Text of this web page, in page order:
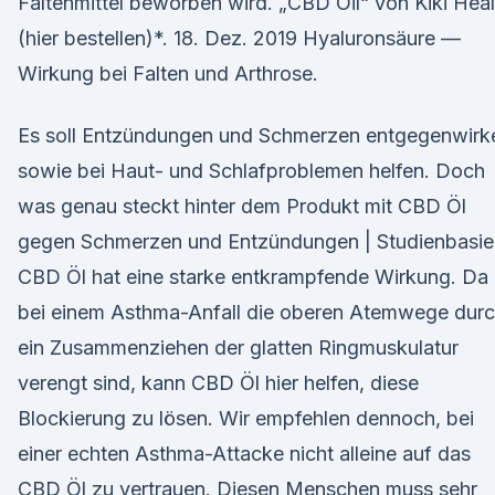
(hier bestellen)*. 18. Dez. 2019 Hyaluronsäure —
Wirkung bei Falten und Arthrose.
Es soll Entzündungen und Schmerzen
sowie bei Haut- und Schlafproblemen helfen. Doch
was genau steckt hinter dem Produkt mit CBD Öl
gegen Schmerzen und Entzündungen |
CBD Öl hat eine starke entkrampfende Wirkung. Da
bei einem Asthma-Anfall die oberen Atemwege
ein Zusammenziehen der glatten Ringmuskulatur
verengt sind, kann CBD Öl hier helfen, diese
Blockierung zu lösen. Wir empfehlen dennoch, bei
einer echten Asthma-Attacke nicht alleine auf das
CBD Öl zu vertrauen. Diesen Menschen muss sehr